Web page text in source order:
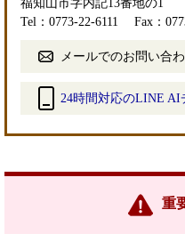
福知山市字内記13番地の1
Tel：0773-22-6111
Fax：
メールでのお問い合
24時間対応のLINE AI
リ
重